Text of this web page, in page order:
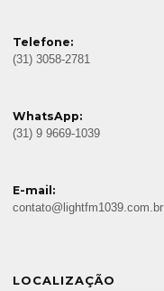
Telefone:
(31) 3058-2781
WhatsApp:
(31) 9 9669-1039
E-mail:
contato@lightfm1039.com.br
LOCALIZAÇÃO